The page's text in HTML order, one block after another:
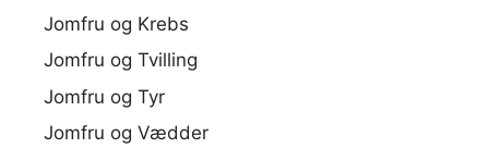
Jomfru og Krebs
Jomfru og Tvilling
Jomfru og Tyr
Jomfru og Vædder